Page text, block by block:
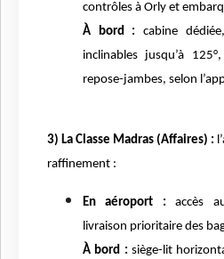
contrôles à Orly et
À bord : cabine
inclinables jusqu’à
repose-jambes, selon
3) La Classe Madras (Affaires) :
raffinement :
En aéroport : accès
livraison prioritaire des
À bord : siège-lit